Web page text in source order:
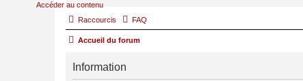
Accéder au contenu
Raccourcis FAQ
Accueil du forum
Information